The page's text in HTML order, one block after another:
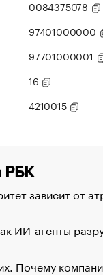
0084375078
97401000000
97701000001
16
4210015
РБК
зависит от
ИИ-агенты
Почему